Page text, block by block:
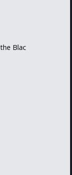
Blac